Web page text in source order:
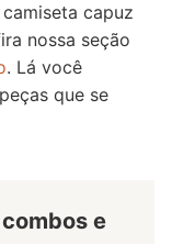
capuz
nossa seção
. Lá você
que se
e